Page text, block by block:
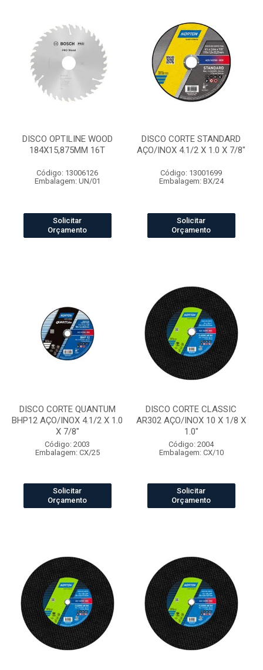
DISCO OPTILINE WOOD
184X15,875MM 16T
Código: 13006126
Embalagem: UN/01
Solicitar
Orçamento
DISCO CORTE STANDARD
AÇO/INOX 4.1/2 X 1.0 X 7/8"
Código: 13001699
Embalagem: BX/24
Solicitar
Orçamento
DISCO CORTE QUANTUM
BHP12 AÇO/INOX 4.1/2 X 1.0
X 7/8"
Código: 2003
Embalagem: CX/25
Solicitar
Orçamento
DISCO CORTE CLASSIC
AR302 AÇO/INOX 10 X 1/8 X
1.0"
Código: 2004
Embalagem: CX/10
Solicitar
Orçamento